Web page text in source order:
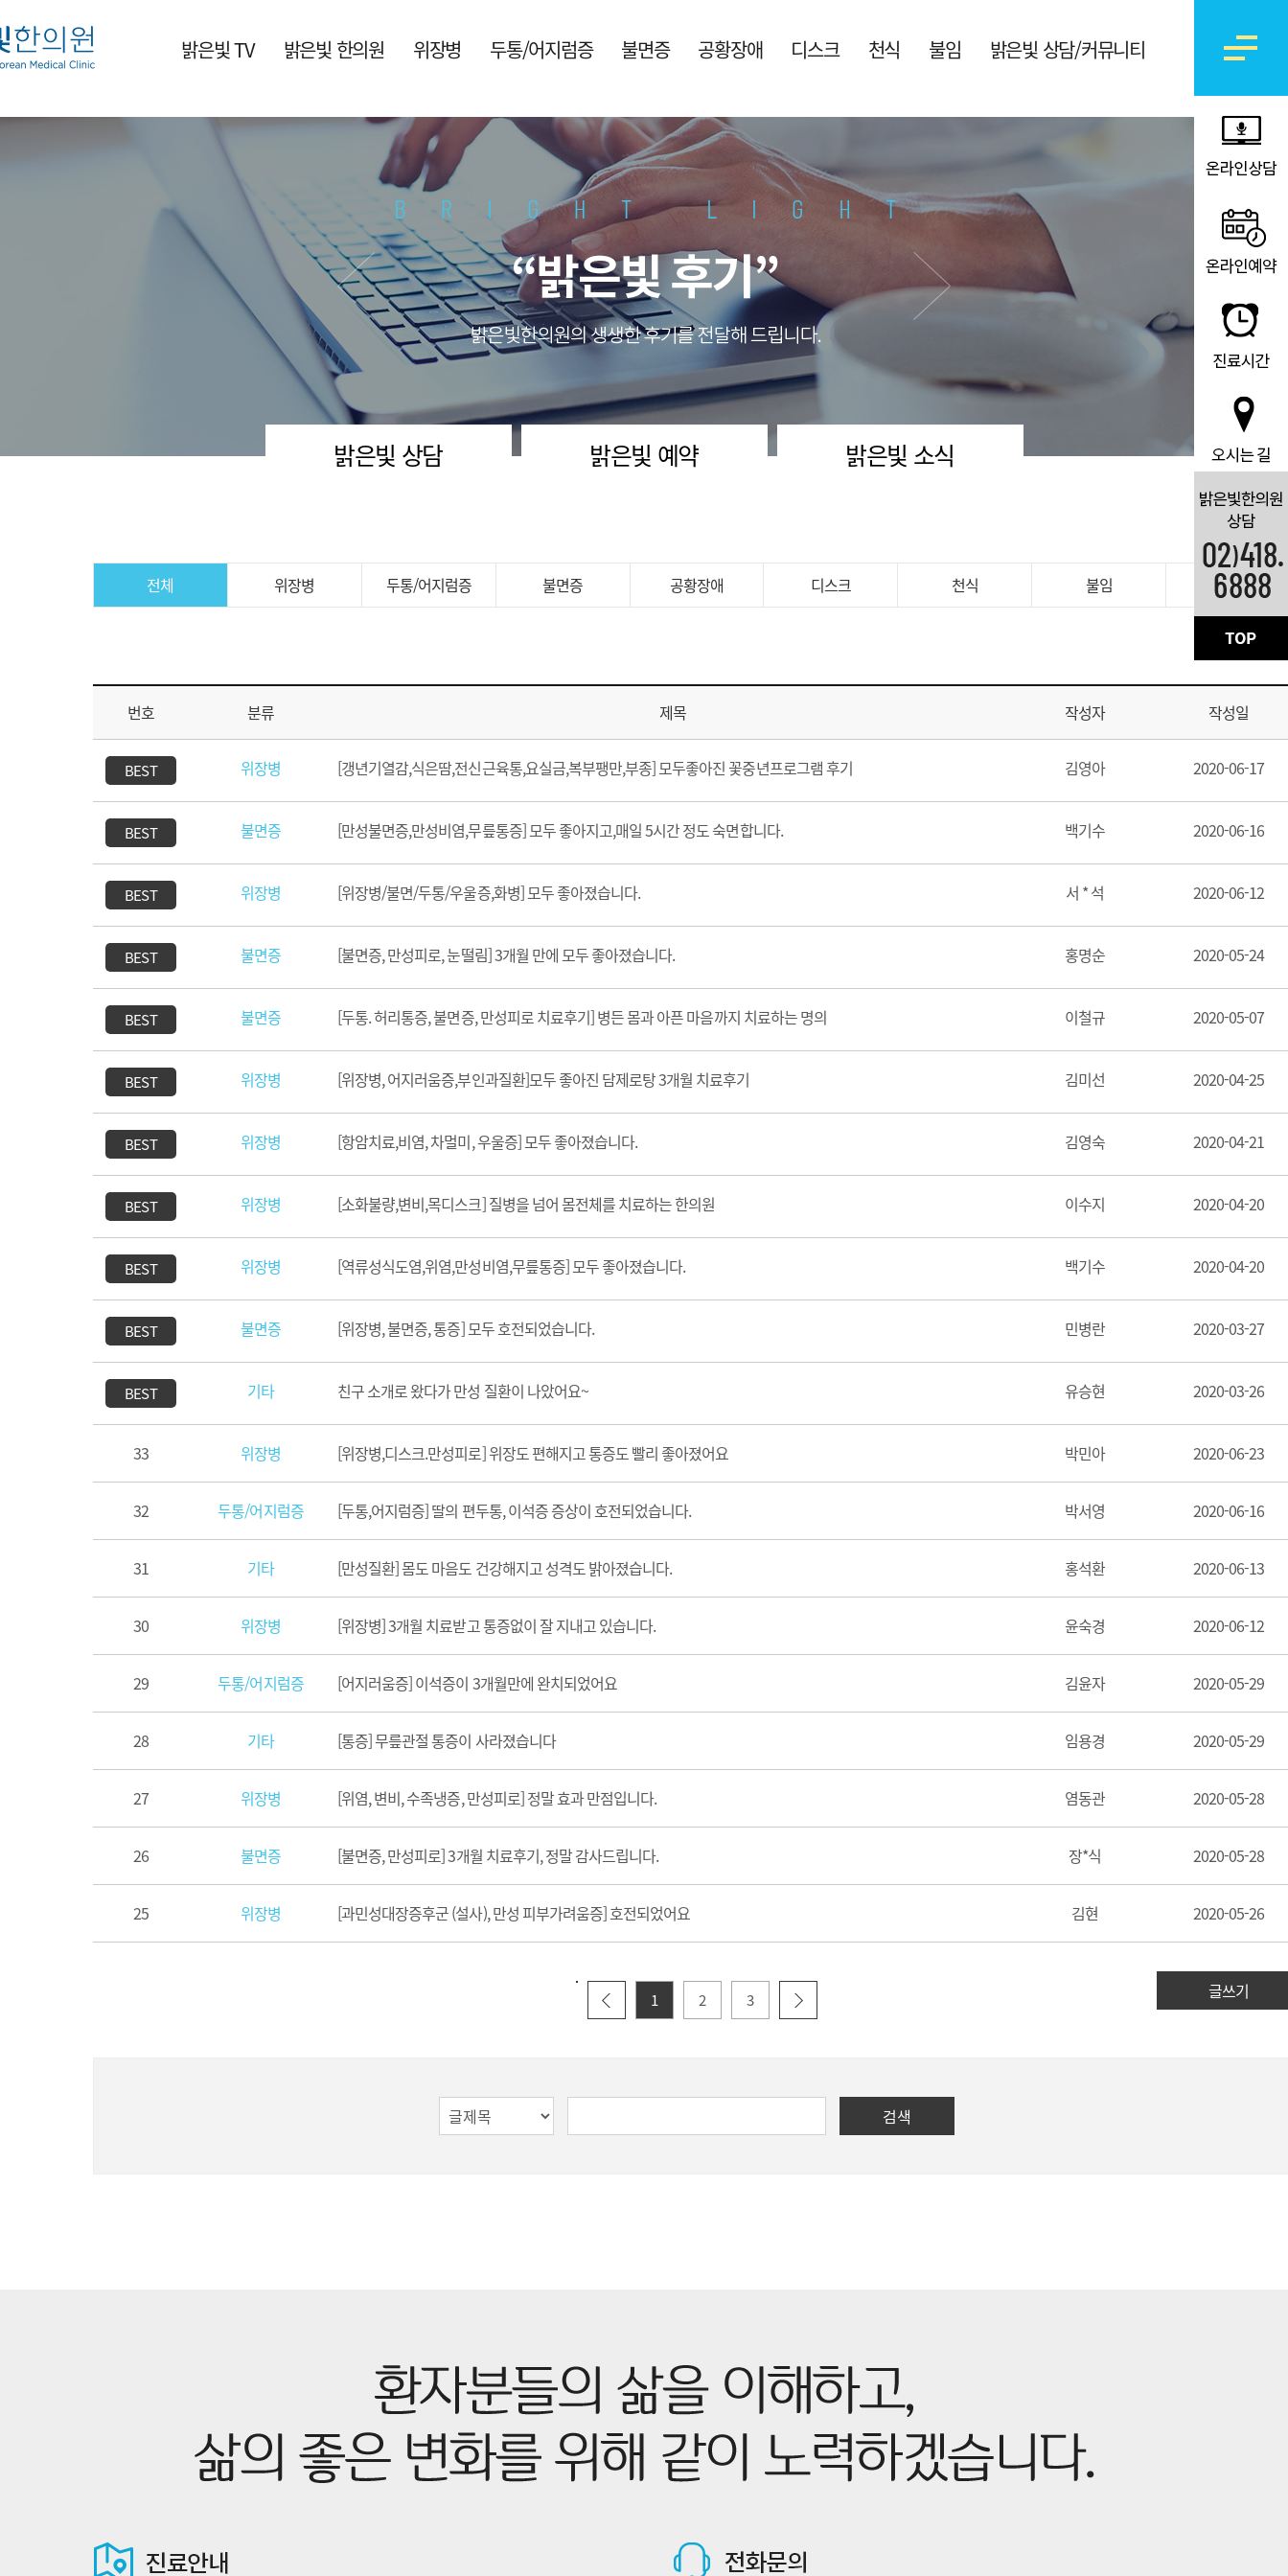
밝은빛 TV 밝은빛 한의원 위장병 두통/어지럼증 불면증 공황장애 디스크 천식 불임 밝은빛 상담/커뮤니티
온라인예약
진료시간
오시는 길
밝은빛 상담 밝은빛 예약 밝은빛 소식
전체 위장병 두통/어지럼증 불면증 공황장애 디스크 천식 불임 기타
번호 분류 제목 작성자 작성일
BEST 위장병 [갱년기열감,식은땀,전신근육통,요실금,복부팽만,부종] 모두좋아진 꽃중년프로그램 후기 김영아 2020-06-17
BEST 불면증 [만성불면증,만성비염,무릎통증] 모두 좋아지고,매일 5시간 정도 숙면합니다. 백기수 2020-06-16
BEST 위장병 [위장병/불면/두통/우울증,화병] 모두 좋아졌습니다. 서 * 석 2020-06-12
BEST 불면증 [불면증, 만성피로, 눈떨림] 3개월 만에 모두 좋아졌습니다. 홍명순 2020-05-24
BEST 불면증 [두통. 허리통증, 불면증, 만성피로 치료후기] 병든 몸과 아픈 마음까지 치료하는 명의 이철규 2020-05-07
BEST 위장병 [위장병, 어지러움증,부인과질환]모두 좋아진 담제로탕 3개월 치료후기 김미선 2020-04-25
BEST 위장병 [항암치료,비염, 차멀미, 우울증] 모두 좋아졌습니다. 김영숙 2020-04-21
BEST 위장병 [소화불량,변비,목디스크] 질병을 넘어 몸전체를 치료하는 한의원 이수지 2020-04-20
BEST 위장병 [역류성식도염,위염,만성비염,무릎통증] 모두 좋아졌습니다. 백기수 2020-04-20
BEST 불면증 [위장병, 불면증, 통증] 모두 호전되었습니다. 민병란 2020-03-27
BEST 기타 친구 소개로 왔다가 만성 질환이 나았어요~ 유승현 2020-03-26
33 위장병 [위장병,디스크.만성피로] 위장도 편해지고 통증도 빨리 좋아졌어요 박민아 2020-06-23
32 두통/어지럼증 [두통,어지럼증] 딸의 편두통, 이석증 증상이 호전되었습니다. 박서영 2020-06-16
31 기타 [만성질환] 몸도 마음도 건강해지고 성격도 밝아졌습니다. 홍석환 2020-06-13
30 위장병 [위장병] 3개월 치료받고 통증없이 잘 지내고 있습니다. 윤숙경 2020-06-12
29 두통/어지럼증 [어지러움증] 이석증이 3개월만에 완치되었어요 김윤자 2020-05-29
28 기타 [통증] 무릎관절 통증이 사라졌습니다 임용경 2020-05-29
27 위장병 [위염, 변비, 수족냉증, 만성피로] 정말 효과 만점입니다. 염동관 2020-05-28
26 불면증 [불면증, 만성피로] 3개월 치료후기, 정말 감사드립니다. 장*식 2020-05-28
25 위장병 [과민성대장증후군 (설사), 만성 피부가려움증] 호전되었어요 김현 2020-05-26
글쓰기
1 2 3